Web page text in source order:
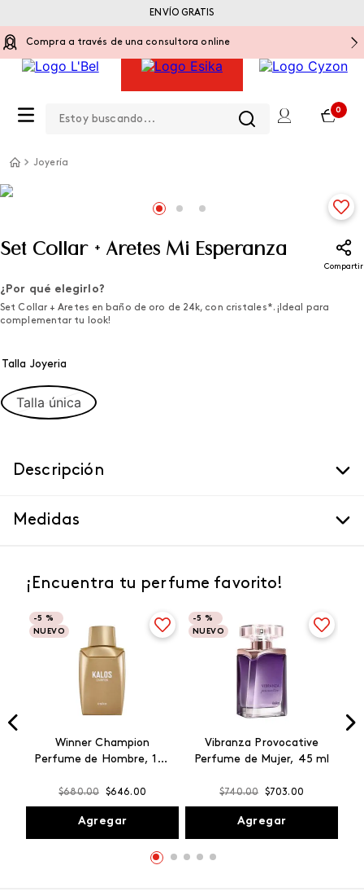
Compra a través de una consultora online
0
ENVÍO GRATIS
Joyería
Set Collar + Aretes Mi Esperanza
Compartir
¿Por qué elegirlo?
Set Collar + Aretes en baño de oro de 24k, con cristales*. ¡Ideal para
complementar tu look!
Talla Joyeria
Talla única
Descripción
Medidas
¡Encuentra tu perfume favorito!
-5 %
NUEVO
Winner Champion
Perfume de Hombre, 100
$680.00 $646.00
Agregar
-5 %
NUEVO
Vibranza Provocative
Perfume de Mujer, 45 ml
$740.00 $703.00
Agregar